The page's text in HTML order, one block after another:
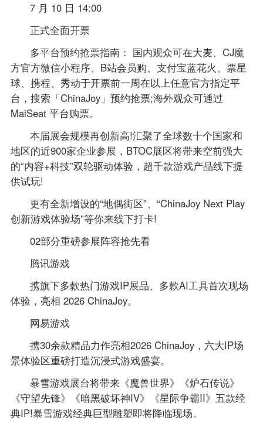
7 月 10 日 14:00
正式全面开票
多平台预约抢票指南： 国内观众可在大麦、CJ魔
方官方微信小程序、B站会员购、支付宝蓝花火、票星
球、携程、秀动于开票前一周在以上任意官方指定平
台，搜索「ChinaJoy」预约抢票;海外观众可通过
MaiSeat 平台购票。
本届展会规模再创新高!汇聚了全球数十个国家和
地区的近900家企业参展，BTOC展区将带来空前强大
的“内容+科技”双轮驱动体验，超千款游戏产品线下提
供试玩!
更有全新增设的“地偶街区”、“ChinaJoy Next Play
创新游戏体验场”等你来线下打卡!
02部分重磅参展阵容抢先看
腾讯游戏
携旗下多款热门游戏IP展品、多款AI工具首次现场
体验，亮相 2026 ChinaJoy。
网易游戏
携30余款精品力作亮相2026 ChinaJoy，六大IP场
景体验区重磅打造沉浸式游戏盛宴。
暴雪游戏展台将带来《魔兽世界》《炉石传说》
《守望先锋》《暗黑破坏神IV》《星际争霸II》五款经
典IP!暴雪游戏经典巨型雕塑即将降临现场。